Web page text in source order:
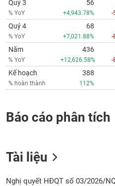
Quý 3
% YoY
56
+4,943.78% -
Quý 4
% YoY
68
+7,021.88% -
Năm
% YoY
436
+12,626.58% -
Kế hoạch
% hoàn thành
388
112%
Báo cáo phân tích
Tài liệu
Nghị quyết HĐQT số 03/2026/